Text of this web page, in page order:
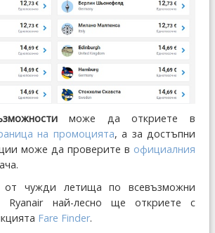
може да откриете в
на промоцията, а за достъпни
може да проверите в официалния
от чужди летища по всевъзможни
Ryanair най-лесно ще откриете с
Fare Finder.